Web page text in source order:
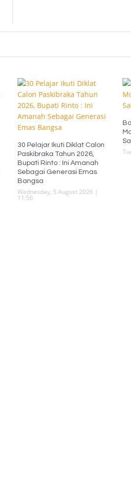
30 Pelajar Ikuti Diklat Calon
Paskibraka Tahun 2026,
Bupati Rinto : Ini Amanah
Sebagai Generasi Emas
Bangsa
Wednesday, 5 August 2026 |
11:56